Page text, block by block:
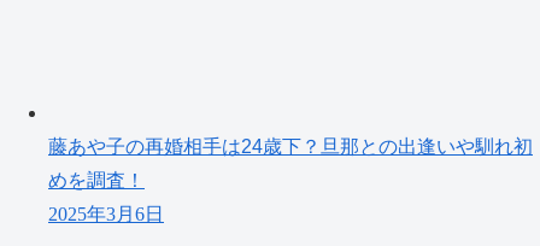
藤あや子の再婚相手は24歳下？旦那との出逢いや馴れ初
めを調査！
2025年3月6日